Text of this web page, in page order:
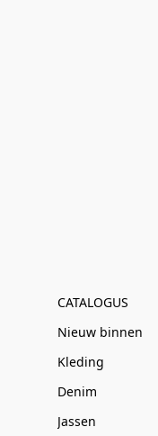
CATALOGUS
Nieuw binnen
Kleding
Denim
Jassen